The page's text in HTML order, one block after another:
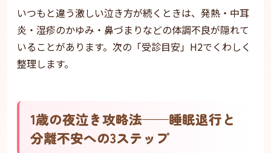
いつもと違う激しい泣き方が続くときは、発熱・中耳
炎・湿疹のかゆみ・鼻づまりなどの体調不良が隠れて
いることがあります。次の「受診目安」H2でくわしく
整理します。
1歳の夜泣き攻略法——睡眠退行と
分離不安への3ステップ